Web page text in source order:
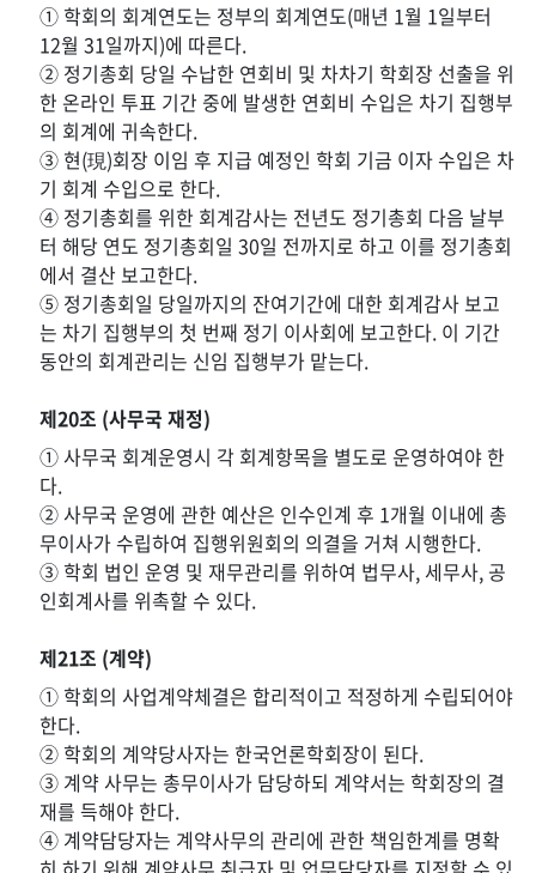
① 학회의 회계연도는 정부의 회계연도(매년 1월 1일부터
12월 31일까지)에 따른다.
② 정기총회 당일 수납한 연회비 및 차차기 학회장 선출을 위
한 온라인 투표 기간 중에 발생한 연회비 수입은 차기 집행부
의 회계에 귀속한다.
③ 현(現)회장 이임 후 지급 예정인 학회 기금 이자 수입은 차
기 회계 수입으로 한다.
④ 정기총회를 위한 회계감사는 전년도 정기총회 다음 날부
터 해당 연도 정기총회일 30일 전까지로 하고 이를 정기총회
에서 결산 보고한다.
⑤ 정기총회일 당일까지의 잔여기간에 대한 회계감사 보고
는 차기 집행부의 첫 번째 정기 이사회에 보고한다. 이 기간
동안의 회계관리는 신임 집행부가 맡는다.
제20조 (사무국 재정)
① 사무국 회계운영시 각 회계항목을 별도로 운영하여야 한
다.
② 사무국 운영에 관한 예산은 인수인계 후 1개월 이내에 총
무이사가 수립하여 집행위원회의 의결을 거쳐 시행한다.
③ 학회 법인 운영 및 재무관리를 위하여 법무사, 세무사, 공
인회계사를 위촉할 수 있다.
제21조 (계약)
① 학회의 사업계약체결은 합리적이고 적정하게 수립되어야
한다.
② 학회의 계약당사자는 한국언론학회장이 된다.
③ 계약 사무는 총무이사가 담당하되 계약서는 학회장의 결
재를 득해야 한다.
④ 계약담당자는 계약사무의 관리에 관한 책임한계를 명확